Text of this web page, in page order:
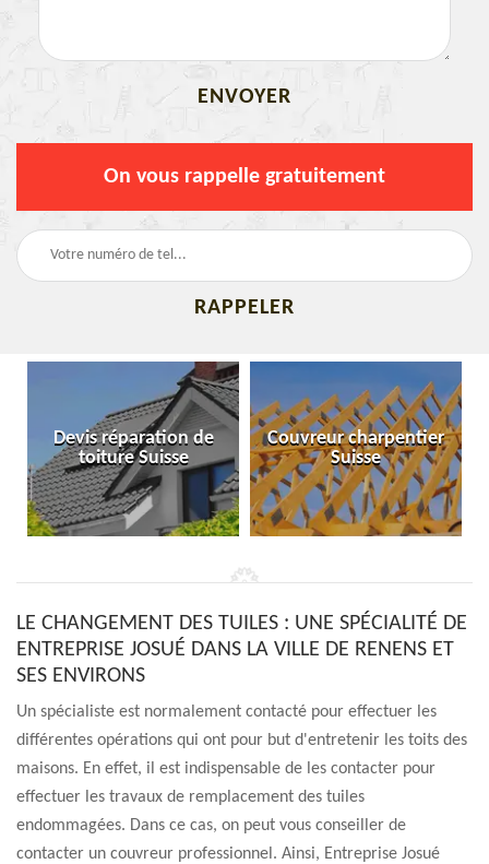
On vous rappelle gratuitement
Devis réparation de
toiture Suisse
Couvreur charpentier
Suisse
LE CHANGEMENT DES TUILES : UNE SPÉCIALITÉ DE
ENTREPRISE JOSUÉ DANS LA VILLE DE RENENS ET
SES ENVIRONS
Un spécialiste est normalement contacté pour effectuer les
différentes opérations qui ont pour but d'entretenir les toits des
maisons. En effet, il est indispensable de les contacter pour
effectuer les travaux de remplacement des tuiles
endommagées. Dans ce cas, on peut vous conseiller de
contacter un couvreur professionnel. Ainsi, Entreprise Josué